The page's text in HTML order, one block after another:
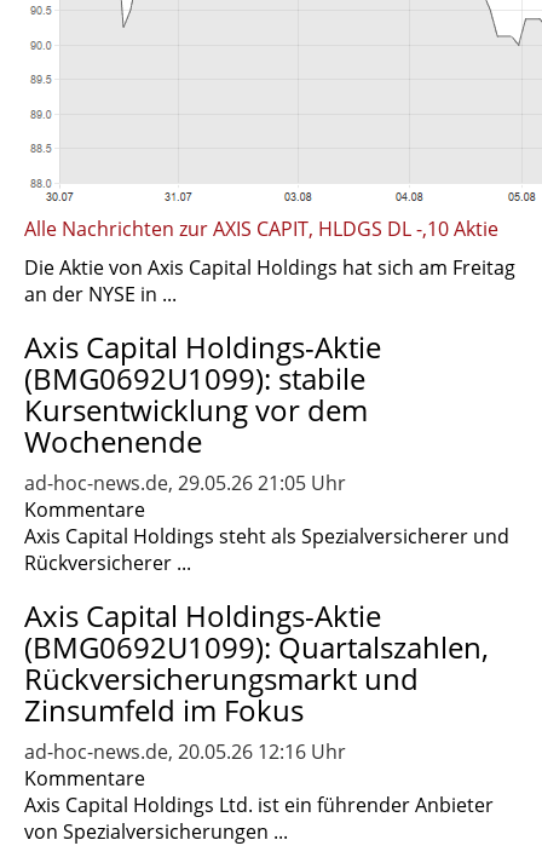
Alle Nachrichten zur AXIS CAPIT, HLDGS DL -,10 Aktie
Die Aktie von Axis Capital Holdings hat sich am Freitag
an der NYSE in ...
Axis Capital Holdings-Aktie
(BMG0692U1099): stabile
Kursentwicklung vor dem
Wochenende
ad-hoc-news.de, 29.05.26 21:05 Uhr
Kommentare
Axis Capital Holdings steht als Spezialversicherer und
Rückversicherer ...
Axis Capital Holdings-Aktie
(BMG0692U1099): Quartalszahlen,
Rückversicherungsmarkt und
Zinsumfeld im Fokus
ad-hoc-news.de, 20.05.26 12:16 Uhr
Kommentare
Axis Capital Holdings Ltd. ist ein führender Anbieter
von Spezialversicherungen ...